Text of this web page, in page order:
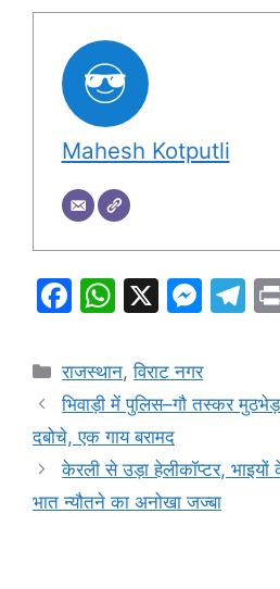
Mahesh Kotputli
F
c
e
b
o
o
W
at
s
A
p
p
X
M
s
s
n
g
T
gr
m
Categories
राजस्थान,विराट नगर
भिवाड़ी में पुलिस–गौ तस्कर
दबोचे, एक गाय बरामद
केरली से उड़ा हेलीकॉप्टर,
भात न्यौतने का अनोखा जज्बा